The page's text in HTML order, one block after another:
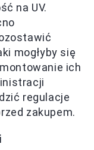
na UV.
mogłyby się
ich
regulacje
zakupem.